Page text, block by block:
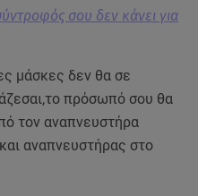
σου δεν κάνει για
μάσκες δεν θα σε
πρόσωπό σου θα
τον αναπνευστήρα
αναπνευστήρας στο